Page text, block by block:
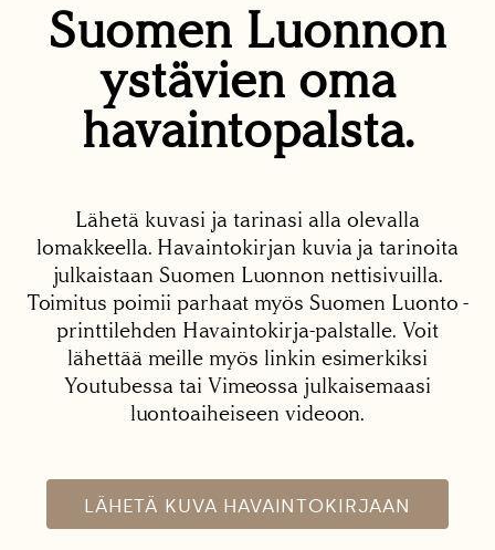
Suomen Luonnon
ystävien oma
havaintopalsta.
Lähetä kuvasi ja tarinasi alla olevalla
lomakkeella. Havaintokirjan kuvia ja tarinoita
julkaistaan Suomen Luonnon nettisivuilla.
Toimitus poimii parhaat myös Suomen Luonto -
printtilehden Havaintokirja-palstalle. Voit
lähettää meille myös linkin esimerkiksi
Youtubessa tai Vimeossa julkaisemaasi
luontoaiheiseen videoon.
LÄHETÄ KUVA HAVAINTOKIRJAAN